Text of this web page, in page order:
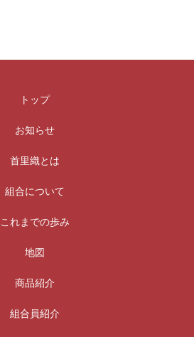
トップ
お知らせ
首里織とは
組合について
これまでの歩み
地図
商品紹介
組合員紹介